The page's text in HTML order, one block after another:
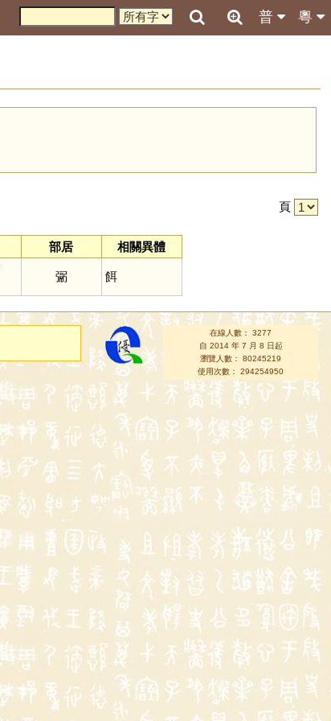
粵
普
頁
部居 相關異體
䰜 餌
在線人數： 3277
自 2014 年 7 月 8 日起
瀏覽人數： 80245219
使用次數： 294254950